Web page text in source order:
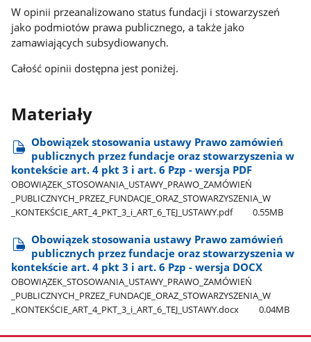
W opinii przeanalizowano status fundacji i stowarzyszeń
jako podmiotów prawa publicznego, a także jako
zamawiających subsydiowanych.
Całość opinii dostępna jest poniżej.
Materiały
Obowiązek stosowania ustawy Prawo zamówień
publicznych przez fundacje oraz stowarzyszenia w
kontekście art. 4 pkt 3 i art. 6 Pzp - wersja PDF
OBOWIĄZEK​_STOSOWANIA​_USTAWY​_PRAWO​_ZAMÓWIEŃ​
_PUBLICZNYCH​_PRZEZ​_FUNDACJE​_ORAZ​_STOWARZYSZENIA​_W​
_KONTEKŚCIE​_ART​_4​_PKT​_3​_i​_ART​_6​_TEJ​_USTAWY.pdf
0.55MB
Obowiązek stosowania ustawy Prawo zamówień
publicznych przez fundacje oraz stowarzyszenia w
kontekście art. 4 pkt 3 i art. 6 Pzp - wersja DOCX
OBOWIĄZEK​_STOSOWANIA​_USTAWY​_PRAWO​_ZAMÓWIEŃ​
_PUBLICZNYCH​_PRZEZ​_FUNDACJE​_ORAZ​_STOWARZYSZENIA​_W​
_KONTEKŚCIE​_ART​_4​_PKT​_3​_i​_ART​_6​_TEJ​_USTAWY.docx
0.04MB